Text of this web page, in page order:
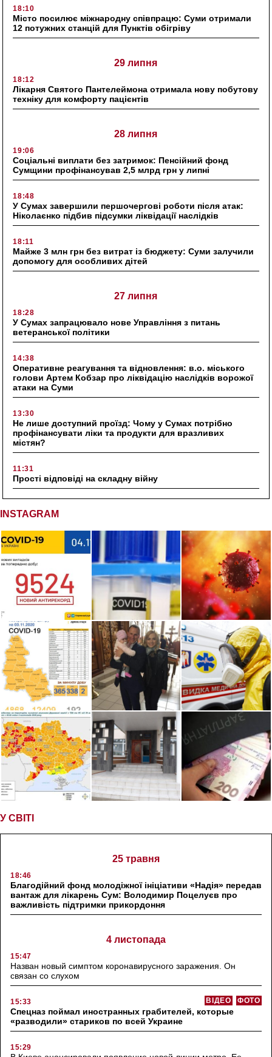
18:10
Місто посилює міжнародну співпрацю: Суми отримали
12 потужних станцій для Пунктів обігріву
29 липня
18:12
Лікарня Святого Пантелеймона отримала нову побутову
техніку для комфорту пацієнтів
28 липня
19:06
Соціальні виплати без затримок: Пенсійний фонд
Сумщини профінансував 2,5 млрд грн у липні
18:48
У Сумах завершили першочергові роботи після атак:
Ніколаєнко підбив підсумки ліквідації наслідків
18:11
Майже 3 млн грн без витрат із бюджету: Суми залучили
допомогу для особливих дітей
27 липня
18:28
У Сумах запрацювало нове Управління з питань
ветеранської політики
14:38
Оперативне реагування та відновлення: в.о. міського
голови Артем Кобзар про ліквідацію наслідків ворожої
атаки на Суми
13:30
Не лише доступний проїзд: Чому у Сумах потрібно
профінансувати ліки та продукти для вразливих
містян?
11:31
Прості відповіді на складну війну
INSTAGRAM
У СВІТІ
25 травня
18:46
Благодійний фонд молодіжної ініціативи «Надія» передав
вантаж для лікарень Сум: Володимир Поцелуєв про
важливість підтримки прикордоння
4 листопада
15:47
Назван новый симптом коронавирусного заражения. Он
связан со слухом
15:33 ФОТО
ВІДЕО
Спецназ поймал иностранных грабителей, которые
«разводили» стариков по всей Украине
15:29